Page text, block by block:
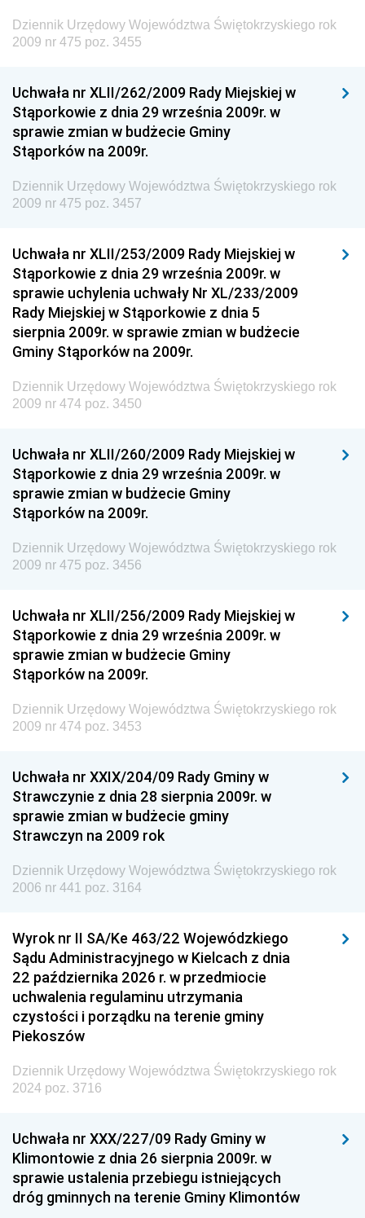
Dziennik Urzędowy Ministra Rozwoju, Pracy i
Dziennik Urzędowy Ministra Kultury, Dziedzictwa
Narodowego i Sportu
Dziennik Urzędowy Ministra Rodziny i Polityki
Społecznej
Dziennik Urzędowy Komendy Głównej Straży
Granicznej
Drogowego
Dziennik Urzędowy Narodowego Banku Polskiego
Dziennik Urzędowy Komendy Głównej Policji
Dziennik Urzędowy Ministra Pracy i Polityki
Społecznej
Dziennik Urzędowy Ministra Transportu, Budownictwa
i Gospodarki Morskiej
Dziennik Urzędowy Ministra Spraw Zagranicznych
Dziennik Urzędowy Centralnego Biura
Antykorupcyjnego
Wewnętrznego
Dziennik Urzędowy Urzędu Patentowego
Dziennik Urzędowy Generalnej Dyrekcji Dróg
Krajowych i Autostrad
Dziennik Urzędowy Ministra Środowiska
Dziennik Urzędowy Ministra Edukacji
Dziennik Urzędowy Ministra Przemysłu
Dziennik Urzędowy Ministra Finansów i Gospodarki
Dziennik Urzędowy Ministra do Spraw Unii
Dziennik Urzędowy Agencji Wywiadu
Dziennik Urzędowy Województwa Świętokrzyskiego rok
2009 nr 475 poz. 3455
Uchwała nr XLII/262/2009 Rady Miejskiej w
Stąporkowie z dnia 29 września 2009r. w
sprawie zmian w budżecie Gminy
Stąporków na 2009r.
Dziennik Urzędowy Województwa Świętokrzyskiego rok
2009 nr 475 poz. 3457
Uchwała nr XLII/253/2009 Rady Miejskiej w
Stąporkowie z dnia 29 września 2009r. w
sprawie uchylenia uchwały Nr XL/233/2009
Rady Miejskiej w Stąporkowie z dnia 5
sierpnia 2009r. w sprawie zmian w budżecie
Gminy Stąporków na 2009r.
Dziennik Urzędowy Województwa Świętokrzyskiego rok
2009 nr 474 poz. 3450
Uchwała nr XLII/260/2009 Rady Miejskiej w
Stąporkowie z dnia 29 września 2009r. w
sprawie zmian w budżecie Gminy
Stąporków na 2009r.
Dziennik Urzędowy Województwa Świętokrzyskiego rok
2009 nr 475 poz. 3456
Uchwała nr XLII/256/2009 Rady Miejskiej w
Stąporkowie z dnia 29 września 2009r. w
sprawie zmian w budżecie Gminy
Stąporków na 2009r.
Dziennik Urzędowy Województwa Świętokrzyskiego rok
2009 nr 474 poz. 3453
Uchwała nr XXIX/204/09 Rady Gminy w
Strawczynie z dnia 28 sierpnia 2009r. w
sprawie zmian w budżecie gminy
Strawczyn na 2009 rok
Dziennik Urzędowy Województwa Świętokrzyskiego rok
2006 nr 441 poz. 3164
Wyrok nr II SA/Ke 463/22 Wojewódzkiego
Sądu Administracyjnego w Kielcach z dnia
22 października 2026 r. w przedmiocie
uchwalenia regulaminu utrzymania
czystości i porządku na terenie gminy
Piekoszów
Dziennik Urzędowy Województwa Świętokrzyskiego rok
2024 poz. 3716
Uchwała nr XXX/227/09 Rady Gminy w
Klimontowie z dnia 26 sierpnia 2009r. w
sprawie ustalenia przebiegu istniejących
dróg gminnych na terenie Gminy Klimontów